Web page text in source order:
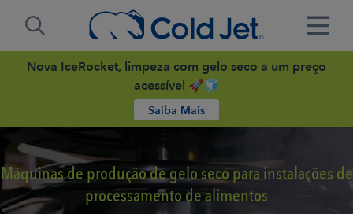
Nova IceRocket, limpeza com gelo seco a um preço
acessível 🚀🧊
Saiba Mais
Máquinas de produção de gelo seco para instalações de
processamento de alimentos